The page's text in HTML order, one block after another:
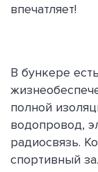
впечатляет!
В бункере
полной
водопровод,
радиосвязь.
спортивный